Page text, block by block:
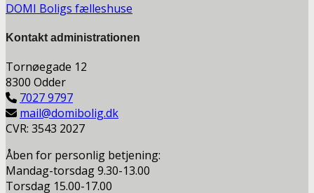
DOMI Boligs fælleshuse
Kontakt administrationen
Tornøegade 12
8300 Odder
7027 9797
mail@domibolig.dk
CVR: 3543 2027
Åben for personlig betjening:
Mandag-torsdag 9.30-13.00
Torsdag 15.00-17.00